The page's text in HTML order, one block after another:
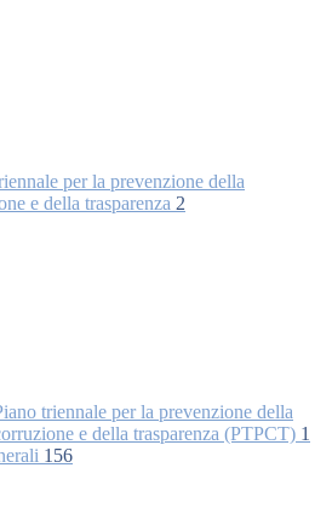
per la prevenzione della
e della trasparenza 2
triennale per la prevenzione della
e della trasparenza (PTPCT) 1
156